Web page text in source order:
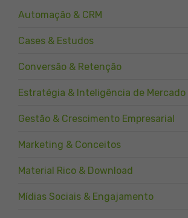
Automação & CRM
Cases & Estudos
Conversão & Retenção
Estratégia & Inteligência de Mercado
Gestão & Crescimento Empresarial
Marketing & Conceitos
Material Rico & Download
Mídias Sociais & Engajamento